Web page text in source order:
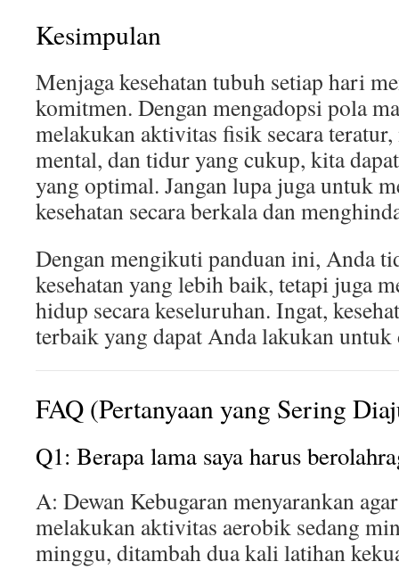
Kesimpulan
Menjaga kesehatan tubuh setiap hari
komitmen. Dengan mengadopsi pola
melakukan aktivitas fisik secara teratur,
mental, dan tidur yang cukup, kita
yang optimal. Jangan lupa juga untuk
kesehatan secara berkala dan
Dengan mengikuti panduan ini, Anda
kesehatan yang lebih baik, tetapi juga
hidup secara keseluruhan. Ingat,
terbaik yang dapat Anda lakukan
FAQ (Pertanyaan yang Sering
Q1: Berapa lama saya harus
A: Dewan Kebugaran menyarankan
melakukan aktivitas aerobik sedang
minggu, ditambah dua kali latihan